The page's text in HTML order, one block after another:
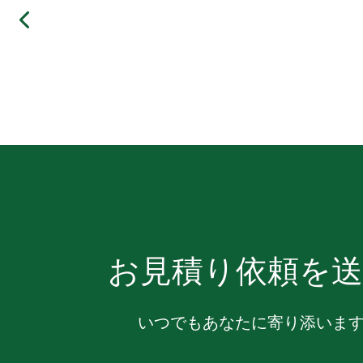
お見積り依頼を
いつでもあなたに寄り添いま